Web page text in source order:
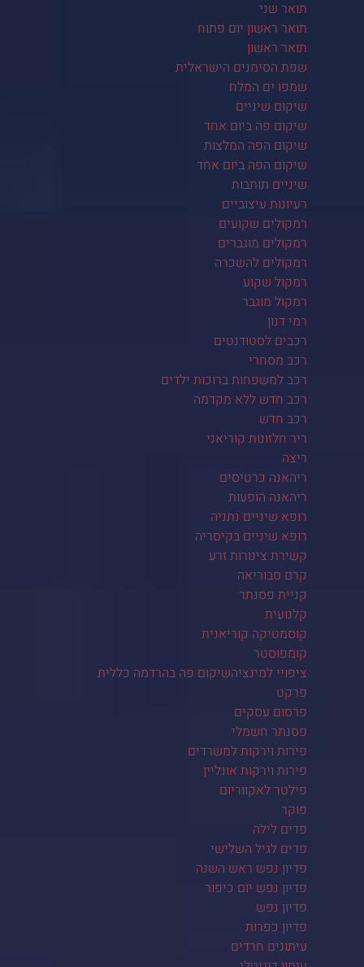
תואר שני
תואר ראשון יום פתוח
תואר ראשון
שפת הסימנים הישראלית
שמפו ים המלח
שיקום שיניים
שיקום פה ביום אחד
שיקום הפה המלצות
שיקום הפה ביום אחד
שיניים תותבות
רעיונות עיצוביים
רמקולים שקועים
רמקולים מוגברים
רמקולים להשכרה
רמקול שקוע
רמקול מוגבר
רמי דנון
רכבים לסטודנטים
רכב מסחרי
רכב למשפחות ברוכות ילדים
רכב חדש ללא מקדמה
רכב חדש
ריר חלזונות קוריאני
ריצה
ריהאנה כרטיסים
ריהאנה הופעות
רופא שיניים נתניה
רופא שיניים בקיסריה
קשירת צינורות זרע
קרם סבוריאה
קניית פסנתר
קלנועית
קוסמטיקה קוריאנית
קומפוסטר
ציפויי למינציהשיקום פה בהרדמה כללית
פרקט
פרסום עסקים
פסנתר חשמלי
פירות וירקות למשרדים
פירות וירקות אונליין
פילטר לאקווריום
פוקר
פדים לילה
פדים לגיל השלישי
פדיון נפש ראש השנה
פדיון נפש יום כיפור
פדיון נפש
פדיון כפרות
עיתונים חרדים